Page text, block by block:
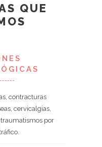
QUE
contracturas
cervicalgias,
por